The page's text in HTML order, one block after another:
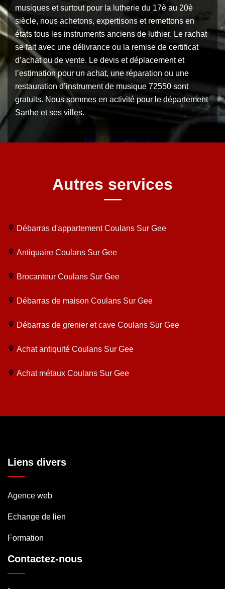
musiques et surtout pour la lutherie du 17è au 20è
siècle, nous achetons, expertisons et remettons en
états tous les instruments anciens de luthier. Le rachat
se fait avec une délivrance ou la remise de certificat
d’achat ou de vente. Le devis et déplacement et
l’estimation pour un achat, une réparation ou une
restauration d’instrument de musique 72550 sont
gratuits. Nous sommes en activité pour le département
Sarthe et ses villes.
Autres services
Débarras d'appartement Coulans Sur Gee
Antiquaire Coulans Sur Gee
Brocanteur Coulans Sur Gee
Débarras de maison Coulans Sur Gee
Débarras de grenier et cave Coulans Sur Gee
Achat antiquité Coulans Sur Gee
Achat métaux Coulans Sur Gee
Liens divers
Agence web
Echange de lien
Formation
Contactez-nous